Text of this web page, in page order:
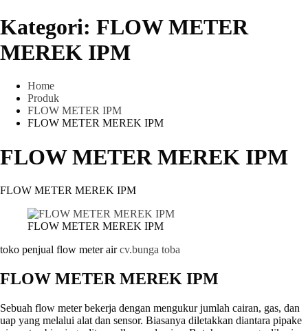
Kategori: FLOW METER
MEREK IPM
Home
Produk
FLOW METER IPM
FLOW METER MEREK IPM
FLOW METER MEREK IPM
FLOW METER MEREK IPM
FLOW METER MEREK IPM
toko penjual flow meter aircv.bunga toba
FLOW METER MEREK IPM
Sebuah flow meter bekerja dengan mengukur jumlah cairan, gas, dan
uap yang melalui alat dan sensor. Biasanya diletakkan diantara pipake